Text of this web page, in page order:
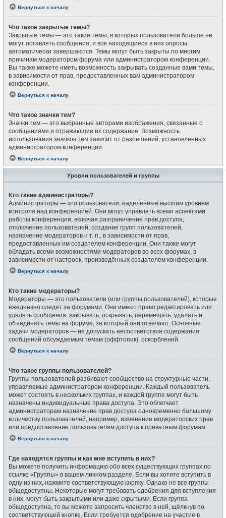
Вернуться к началу
Что такое закрытые темы?
Закрытые темы — это такие темы, в которых пользователи больше не
могут оставлять сообщения, и все находящиеся в них опросы
автоматически завершаются. Темы могут быть закрыты по многим
причинам модератором форума или администратором конференции.
Вы также можете иметь возможность закрывать созданные вами темы,
в зависимости от прав, предоставленных вам администратором
конференции.
Вернуться к началу
Что такое значки тем?
Значки тем — это выбранные авторами изображения, связанные с
сообщениями и отражающие их содержание. Возможность
использования значков тем зависит от разрешений, установленных
администратором конференции.
Вернуться к началу
Уровни пользователей и группы
Кто такие администраторы?
Администраторы — это пользователи, наделённые высшим уровнем
контроля над конференцией. Они могут управлять всеми аспектами
работы конференции, включая разграничение прав доступа,
отключение пользователей, создание групп пользователей,
назначение модераторов и т. п., в зависимости от прав,
предоставленных им создателем конференции. Они также могут
обладать всеми возможностями модераторов во всех форумах, в
зависимости от настроек, произведённых создателем конференции.
Вернуться к началу
Кто такие модераторы?
Модераторы — это пользователи (или группы пользователей), которые
ежедневно следят за форумами. Они имеют право редактировать или
удалять сообщения, закрывать, открывать, перемещать, удалять и
объединять темы на форуме, за который они отвечают. Основные
задачи модераторов — не допускать несоответствия содержания
сообщений обсуждаемым темам (оффтопик), оскорблений.
Вернуться к началу
Что такое группы пользователей?
Группы пользователей разбивают сообщество на структурные части,
управляемые администратором конференции. Каждый пользователь
может состоять в нескольких группах, и каждой группе могут быть
назначены индивидуальные права доступа. Это облегчает
администраторам назначение прав доступа одновременно большому
количеству пользователей, например, изменение модераторских прав
или предоставление пользователям доступа к приватным форумам.
Вернуться к началу
Где находятся группы и как мне вступить в них?
Вы можете получить информацию обо всех существующих группах по
ссылке «Группы» в вашем личном разделе. Если вы хотите вступить в
одну из них, нажмите соответствующую кнопку. Однако не все группы
общедоступны. Некоторые могут требовать одобрения для вступления
в них, могут быть закрытыми или даже скрытыми. Если группа
общедоступна, то вы можете запросить членство в ней, щёлкнув по
соответствующей кнопке. Если требуется одобрение на участие в